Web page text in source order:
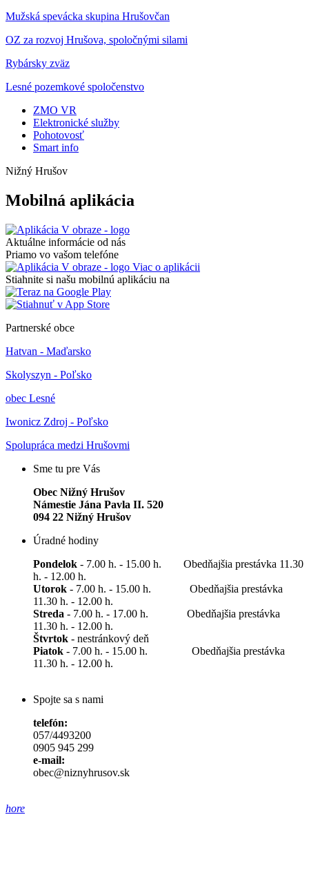
Mužská spevácka skupina Hrušovčan
OZ za rozvoj Hrušova, spoločnými silami
Rybársky zväz
Lesné pozemkové spoločenstvo
ZMO VR
Elektronické služby
Pohotovosť
Smart info
Nižný Hrušov
Mobilná aplikácia
Aktuálne informácie od nás
Priamo vo vašom telefóne
Viac o aplikácii
Stiahnite si našu mobilnú aplikáciu na
Partnerské obce
Hatvan - Maďarsko
Skolyszyn - Poľsko
obec Lesné
Iwonicz Zdroj - Poľsko
Spolupráca medzi Hrušovmi
Sme tu pre Vás
Obec Nižný Hrušov
Námestie Jána Pavla II. 520
094 22 Nižný Hrušov
Úradné hodiny
Pondelok - 7.00 h. - 15.00 h. Obedňajšia prestávka 11.30
h. - 12.00 h.
Utorok - 7.00 h. - 15.00 h. Obedňajšia prestávka
11.30 h. - 12.00 h.
Streda - 7.00 h. - 17.00 h. Obedňajšia prestávka
11.30 h. - 12.00 h.
Štvrtok - nestránkový deň
Piatok - 7.00 h. - 15.00 h. Obedňajšia prestávka
11.30 h. - 12.00 h.
Spojte sa s nami
telefón:
057/4493200
0905 945 299
e-mail:
obec@niznyhrusov.sk
hore